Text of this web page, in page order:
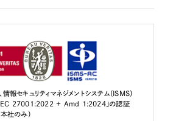
報セキュリティマネジメントシステム（ISMS）
27001:2022 + Amd 1:2024」の認証
本社のみ）